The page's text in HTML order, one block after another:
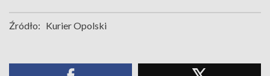
Źródło: Kurier Opolski